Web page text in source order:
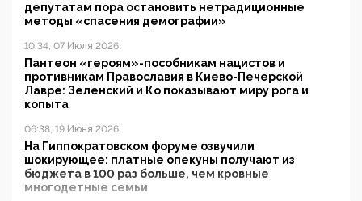
депутатам пора остановить нетрадиционные
методы «спасения демографии»
10:34, 07 Июля 2026
Пантеон «героям»-пособникам нацистов и
противникам Православия в Киево-Печерской
Лавре: Зеленский и Ко показывают миру рога и
копыта
06:38, 19 Июня 2026
На Гиппократовском форуме озвучили
шокирующее: платные опекуны получают из
бюджета в 100 раз больше, чем кровные
многодетные семьи